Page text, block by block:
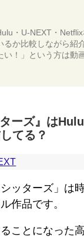
・U-NEXT・
か比較しながら紹
い！」という方は動
ーズ』は
てる？
ッターズ」は
作品です。
ことになった